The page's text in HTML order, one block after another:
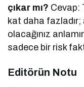
çıkar mı? Cevap:
kat daha fazladır;
olacağınız
sadece bir risk
Editörün Notu